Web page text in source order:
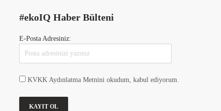
#ekoIQ Haber Bülteni
E-Posta Adresiniz:
KVKK Aydınlatma Metnini okudum, kabul ediyorum.